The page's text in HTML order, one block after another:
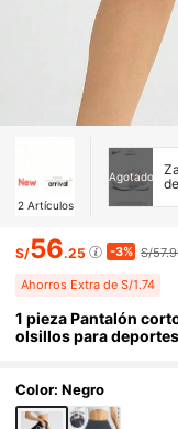
2 Artículos
Agotado
S/56.25 -3% S/
Ahorros Extra de S/1.74
1 pieza Pantalón
olsillos para
Color: Negro